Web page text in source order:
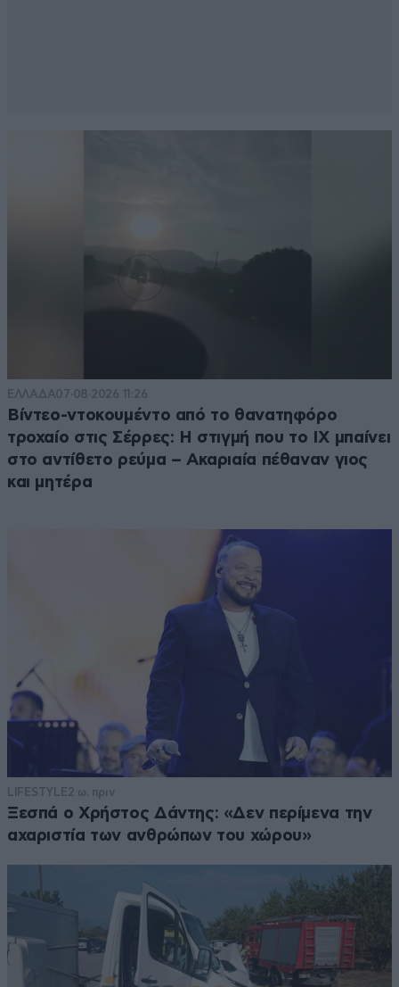
ΕΛΛΑΔΑ07·08·2026 11:26
Βίντεο-ντοκουμέντο από το θανατηφόρο
τροχαίο στις Σέρρες: Η στιγμή που το ΙΧ μπαίνει
στο αντίθετο ρεύμα – Ακαριαία πέθαναν γιος
και μητέρα
LIFESTYLE2 ω. πριν
Ξεσπά ο Χρήστος Δάντης: «Δεν περίμενα την
αχαριστία των ανθρώπων του χώρου»